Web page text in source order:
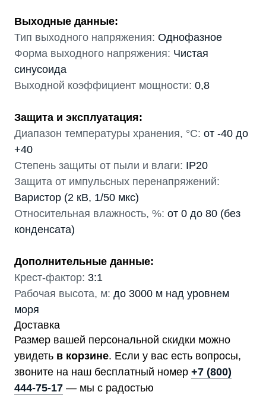
Выходные данные:
Тип выходного напряжения: Однофазное
Форма выходного напряжения: Чистая
синусоида
Выходной коэффициент мощности: 0,8
Защита и эксплуатация:
Диапазон температуры хранения, °С: от -40 до
+40
Степень защиты от пыли и влаги: IP20
Защита от импульсных перенапряжений:
Варистор (2 кВ, 1/50 мкс)
Относительная влажность, %: от 0 до 80 (без
конденсата)
Дополнительные данные:
Крест-фактор: 3:1
Рабочая высота, м: до 3000 м над уровнем
моря
Доставка
Размер вашей персональной скидки можно
увидеть в корзине. Если у вас есть вопросы,
звоните на наш бесплатный номер +7 (800)
444-75-17 — мы с радостью